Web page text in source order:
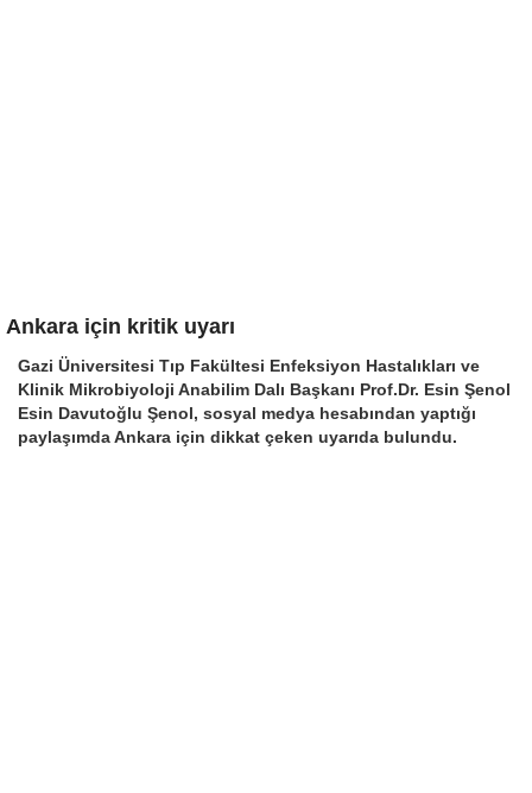
Ankara için kritik uyarı
Gazi Üniversitesi Tıp Fakültesi Enfeksiyon Hastalıkları ve
Klinik Mikrobiyoloji Anabilim Dalı Başkanı Prof.Dr. Esin Şenol
Esin Davutoğlu Şenol, sosyal medya hesabından yaptığı
paylaşımda Ankara için dikkat çeken uyarıda bulundu.